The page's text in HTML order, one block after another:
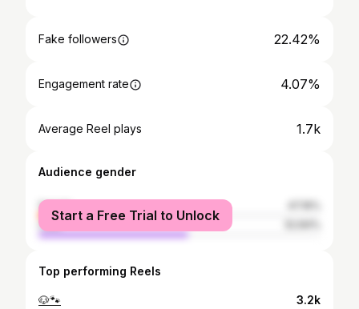
Fake followers 22.42%
Engagement rate 4.07%
Average Reel plays 1.7k
Audience gender
female
male
Start a Free Trial to Unlock
Top performing Reels
🐶🐾 3.2k